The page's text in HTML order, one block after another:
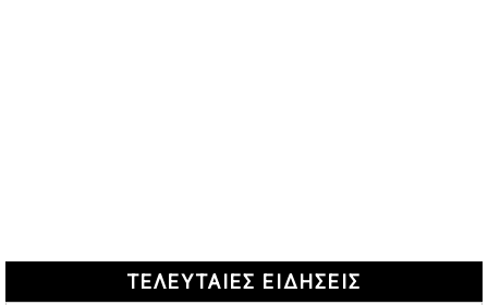
ΤΕΛΕΥΤΑΙΕΣ ΕΙΔΗΣΕΙΣ